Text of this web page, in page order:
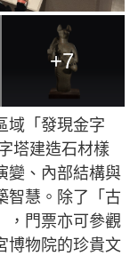
+7
域「發現金字
塔建造石材樣
變、內部結構與
智慧。除了「古
，門票亦可參觀
博物院的珍貴文